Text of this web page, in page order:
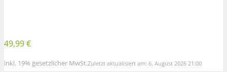
49,99 €
inkl. 19% gesetzlicher MwSt.Zuletzt aktualisiert am: 6. August 2026 21:00